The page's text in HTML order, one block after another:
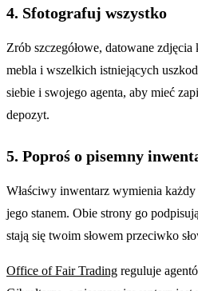
4. Sfotografuj wszystko
Zrób szczegółowe, datowane
mebla i wszelkich istniejących
siebie i swojego agenta, aby mieć
depozyt.
5. Poproś o pisemny
Właściwy inwentarz wymienia
jego stanem. Obie strony go
stają się twoim słowem przeciwko
Office of Fair Trading reguluje